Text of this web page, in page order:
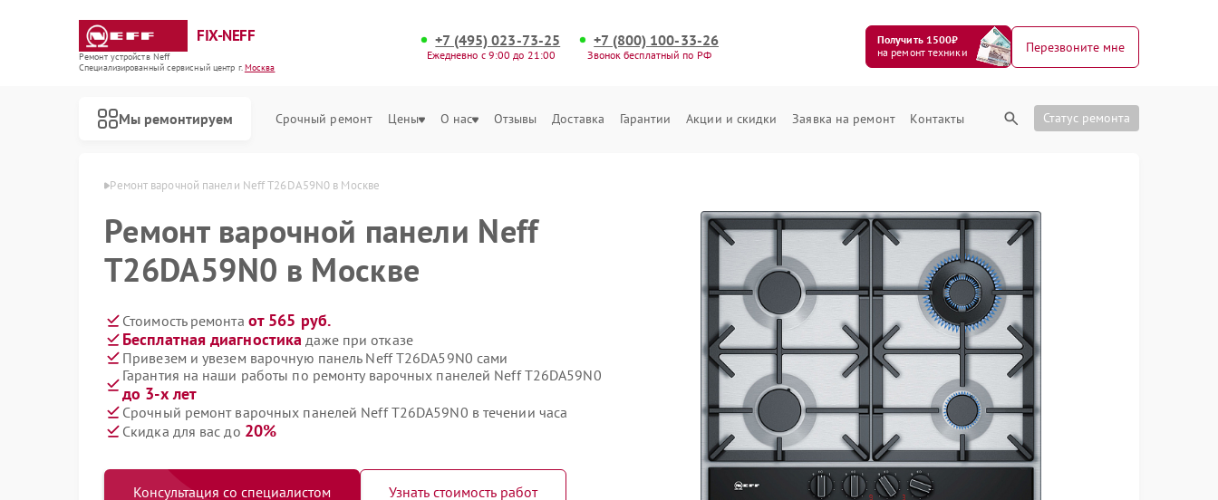
FIX-NEFF
Ремонт устройств Neff
Специализированный cервисный центр г.Москва
+7 (495) 023-73-25
Ежедневно с 9:00 до 21:00
+7 (800) 100-33-26
Звонок бесплатный по РФ
Получить 1500₽
на ремонт техники
Перезвоните мне
Мы ремонтируем Срочный ремонт Цены О нас Отзывы Доставка Гарантии Акции и скидки Заявка на ремонт Контакты Статус ремонта
Neff в Москве Ремонт варочной панели Neff T26DA59N0 в Москве
Ремонт варочной панели Neff
T26DA59N0 в Москве
Стоимость ремонта от 565 руб.
Бесплатная диагностика даже при отказе
Привезем и увезем варочную панель Neff T26DA59N0 сами
Гарантия на наши работы по ремонту варочных панелей Neff T26DA59N0
до 3-х лет
Срочный ремонт варочных панелей Neff T26DA59N0 в течении часа
Скидка для вас до 20%
Консультация со специалистом Узнать стоимость работ